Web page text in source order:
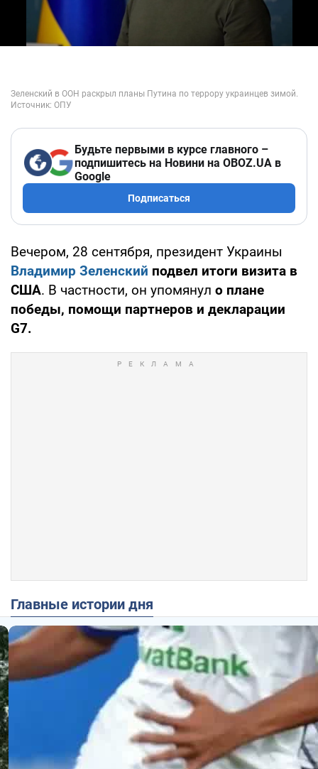
Будьте первыми в курсе главного –
подпишитесь на Новини на OBOZ.UA в
Google
Подписаться
Вечером, 28 сентября, президент Украины
Владимир Зеленский подвел итоги визита в
США. В частности, он упомянул о плане
победы, помощи партнеров и декларации
G7.
Главные истории дня